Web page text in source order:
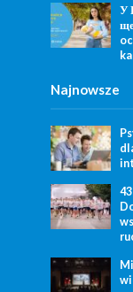
У
Najnowsze